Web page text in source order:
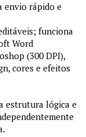
envio rápido e
funciona
Word
(300 DPI),
cores e efeitos
estrutura lógica e